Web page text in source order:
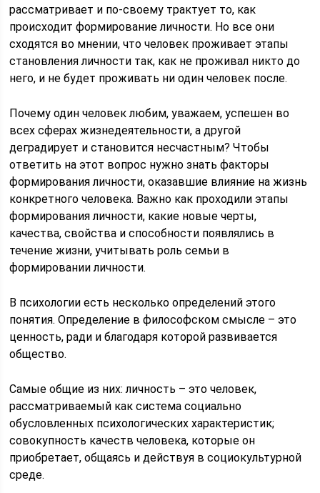
рассматривает и по-своему трактует то, как
происходит формирование личности. Но все они
сходятся во мнении, что человек проживает этапы
становления личности так, как не проживал никто до
него, и не будет проживать ни один человек после.
Почему один человек любим, уважаем, успешен во
всех сферах жизнедеятельности, а другой
деградирует и становится несчастным? Чтобы
ответить на этот вопрос нужно знать факторы
формирования личности, оказавшие влияние на жизнь
конкретного человека. Важно как проходили этапы
формирования личности, какие новые черты,
качества, свойства и способности появлялись в
течение жизни, учитывать роль семьи в
формировании личности.
В психологии есть несколько определений этого
понятия. Определение в философском смысле – это
ценность, ради и благодаря которой развивается
общество.
Самые общие из них: личность – это человек,
рассматриваемый как система социально
обусловленных психологических характеристик;
совокупность качеств человека, которые он
приобретает, общаясь и действуя в социокультурной
среде.